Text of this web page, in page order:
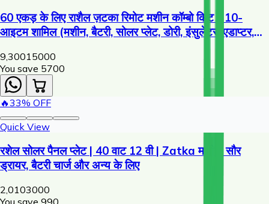
60 एकड़ के लिए राशैल ज़टका रिमोट मशीन कॉम्बो किट - 10-
आइटम शामिल (मशीन, बैटरी, सोलर प्लेट, डोरी, इंसुलेटर, एडाप्टर,
9,30015000
You save ₹ 5700
🔥33% OFF
Quick View
रशेल सोलर पैनल प्लेट | 40 वाट 12 वी | Zatka मशीन, सौर
ड्रायर, बैटरी चार्ज और अन्य के लिए
2,0103000